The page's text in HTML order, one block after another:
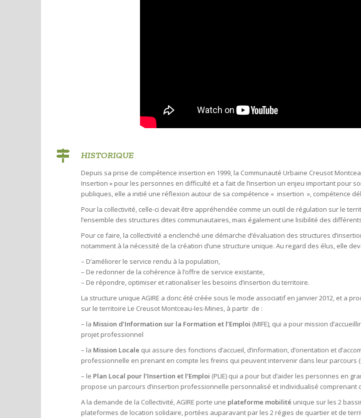
HISTORIQUE
Depuis sa prise de compétence insertion en 1999, la Communauté Urbaine Creusot
Insertion » pour les personnes en difficulté et a fait de l’insertion un enjeu important pour
publiques, elle a initié une réflexion autour de sa compétence « insertion », compétence
Pour la collectivité, celle-ci devait être appréhendée comme un outil de régulation sur le
l’ensemble des structures dites communautaires, mais également une lisibilité des
Pour ce faire, la collectivité a enclenché une démarche d’évaluation des structures
notamment à la nécessité de la création d’une structure unique. Au regard des élus, elle
– D’améliorer le service rendu à la population,
– De redonner de la cohérence à l’offre de service existante,
– De répondre, optimiser et rationaliser les besoins d’insertion du territoire.
La structure unique AGIRE a donc été créée sous le mode associatif en janvier 2012, et a
sur le territoire Le Creusot Montceau-les-Mines, à partir de :
– la Mission d’Information sur la Formation et l’Emploi (MIFE), qui a pour mission
projet professionnel
– la Mission Locale qui assure des fonctions d’accueil, d’information, d’orientation et
professionnelle en prenant en compte les freins qui peuvent intervenir dans leur parcours
– le Plan Local pour l’Insertion et l’Emploi (PLIE) qui a pour but d’aider les personnes en
propose un parcours d’insertion professionnelle personnalisé et individualisé comprenant
A la demande de la Collectivité, AGIRE porte une plateforme mobilité unique sur les 2
plateformes de location solidaire, portées auparavant par les 2 régies de quartier et de